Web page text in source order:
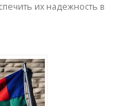
их надежность в